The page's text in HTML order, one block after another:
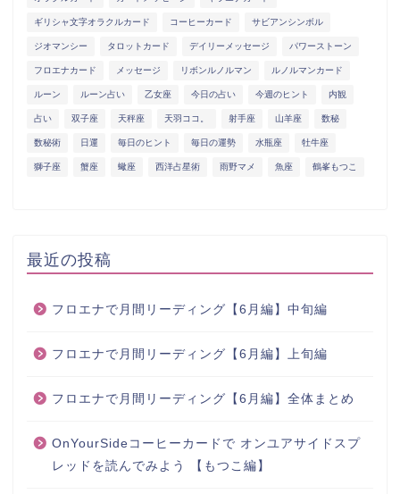
ギリシャ文字オラクルカード コーヒーカード サビアンシンボル
ジオマンシー タロットカード デイリーメッセージ パワーストーン
フロエナカード メッセージ リボンルノルマン ルノルマンカード
ルーン ルーン占い 乙女座 今日の占い 今週のヒント 内観
占い 双子座 天秤座 天羽ココ。 射手座 山羊座 数秘
数秘術 日運 毎日のヒント 毎日の運勢 水瓶座 牡牛座
獅子座 蟹座 蠍座 西洋占星術 雨野マメ 魚座 鶴峯もつこ
最近の投稿
フロエナで月間リーディング【6月編】中旬編
フロエナで月間リーディング【6月編】上旬編
フロエナで月間リーディング【6月編】全体まとめ
OnYourSideコーヒーカードで オンユアサイドスプ
レッドを読んでみよう 【もつこ編】